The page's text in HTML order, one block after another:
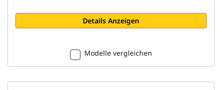
Details Anzeigen
Modelle vergleichen